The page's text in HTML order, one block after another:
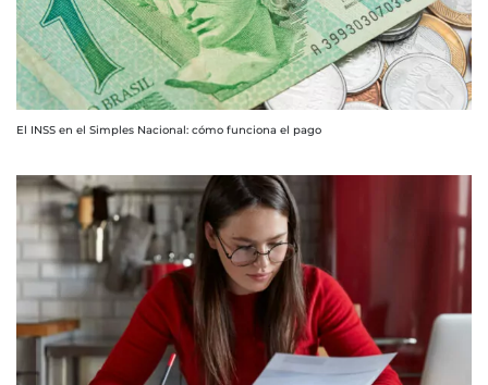
El INSS en el Simples Nacional: cómo funciona el pago